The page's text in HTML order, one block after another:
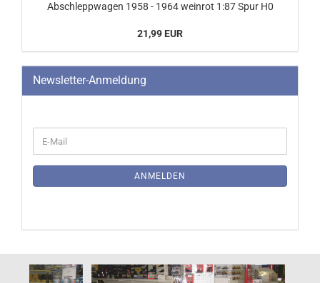
Abschleppwagen 1958 - 1964 weinrot 1:87 Spur H0
21,99 EUR
Newsletter-Anmeldung
ZUR
E-
Mail
ANMELDEN